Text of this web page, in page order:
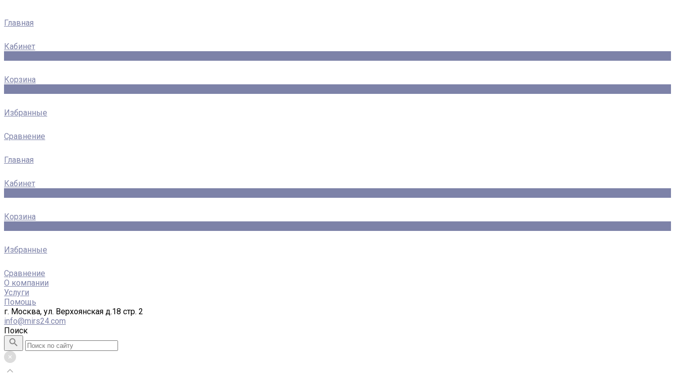
Главная
Кабинет
Корзина
Избранные
Сравнение
Главная
Кабинет
Корзина
Избранные
Сравнение
О компании
Услуги
Помощь
г. Москва, ул. Верхоянская д.18 стр. 2
info@mirs24.com
Поиск